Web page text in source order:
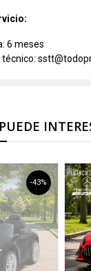
6 meses
técnico:
-43%